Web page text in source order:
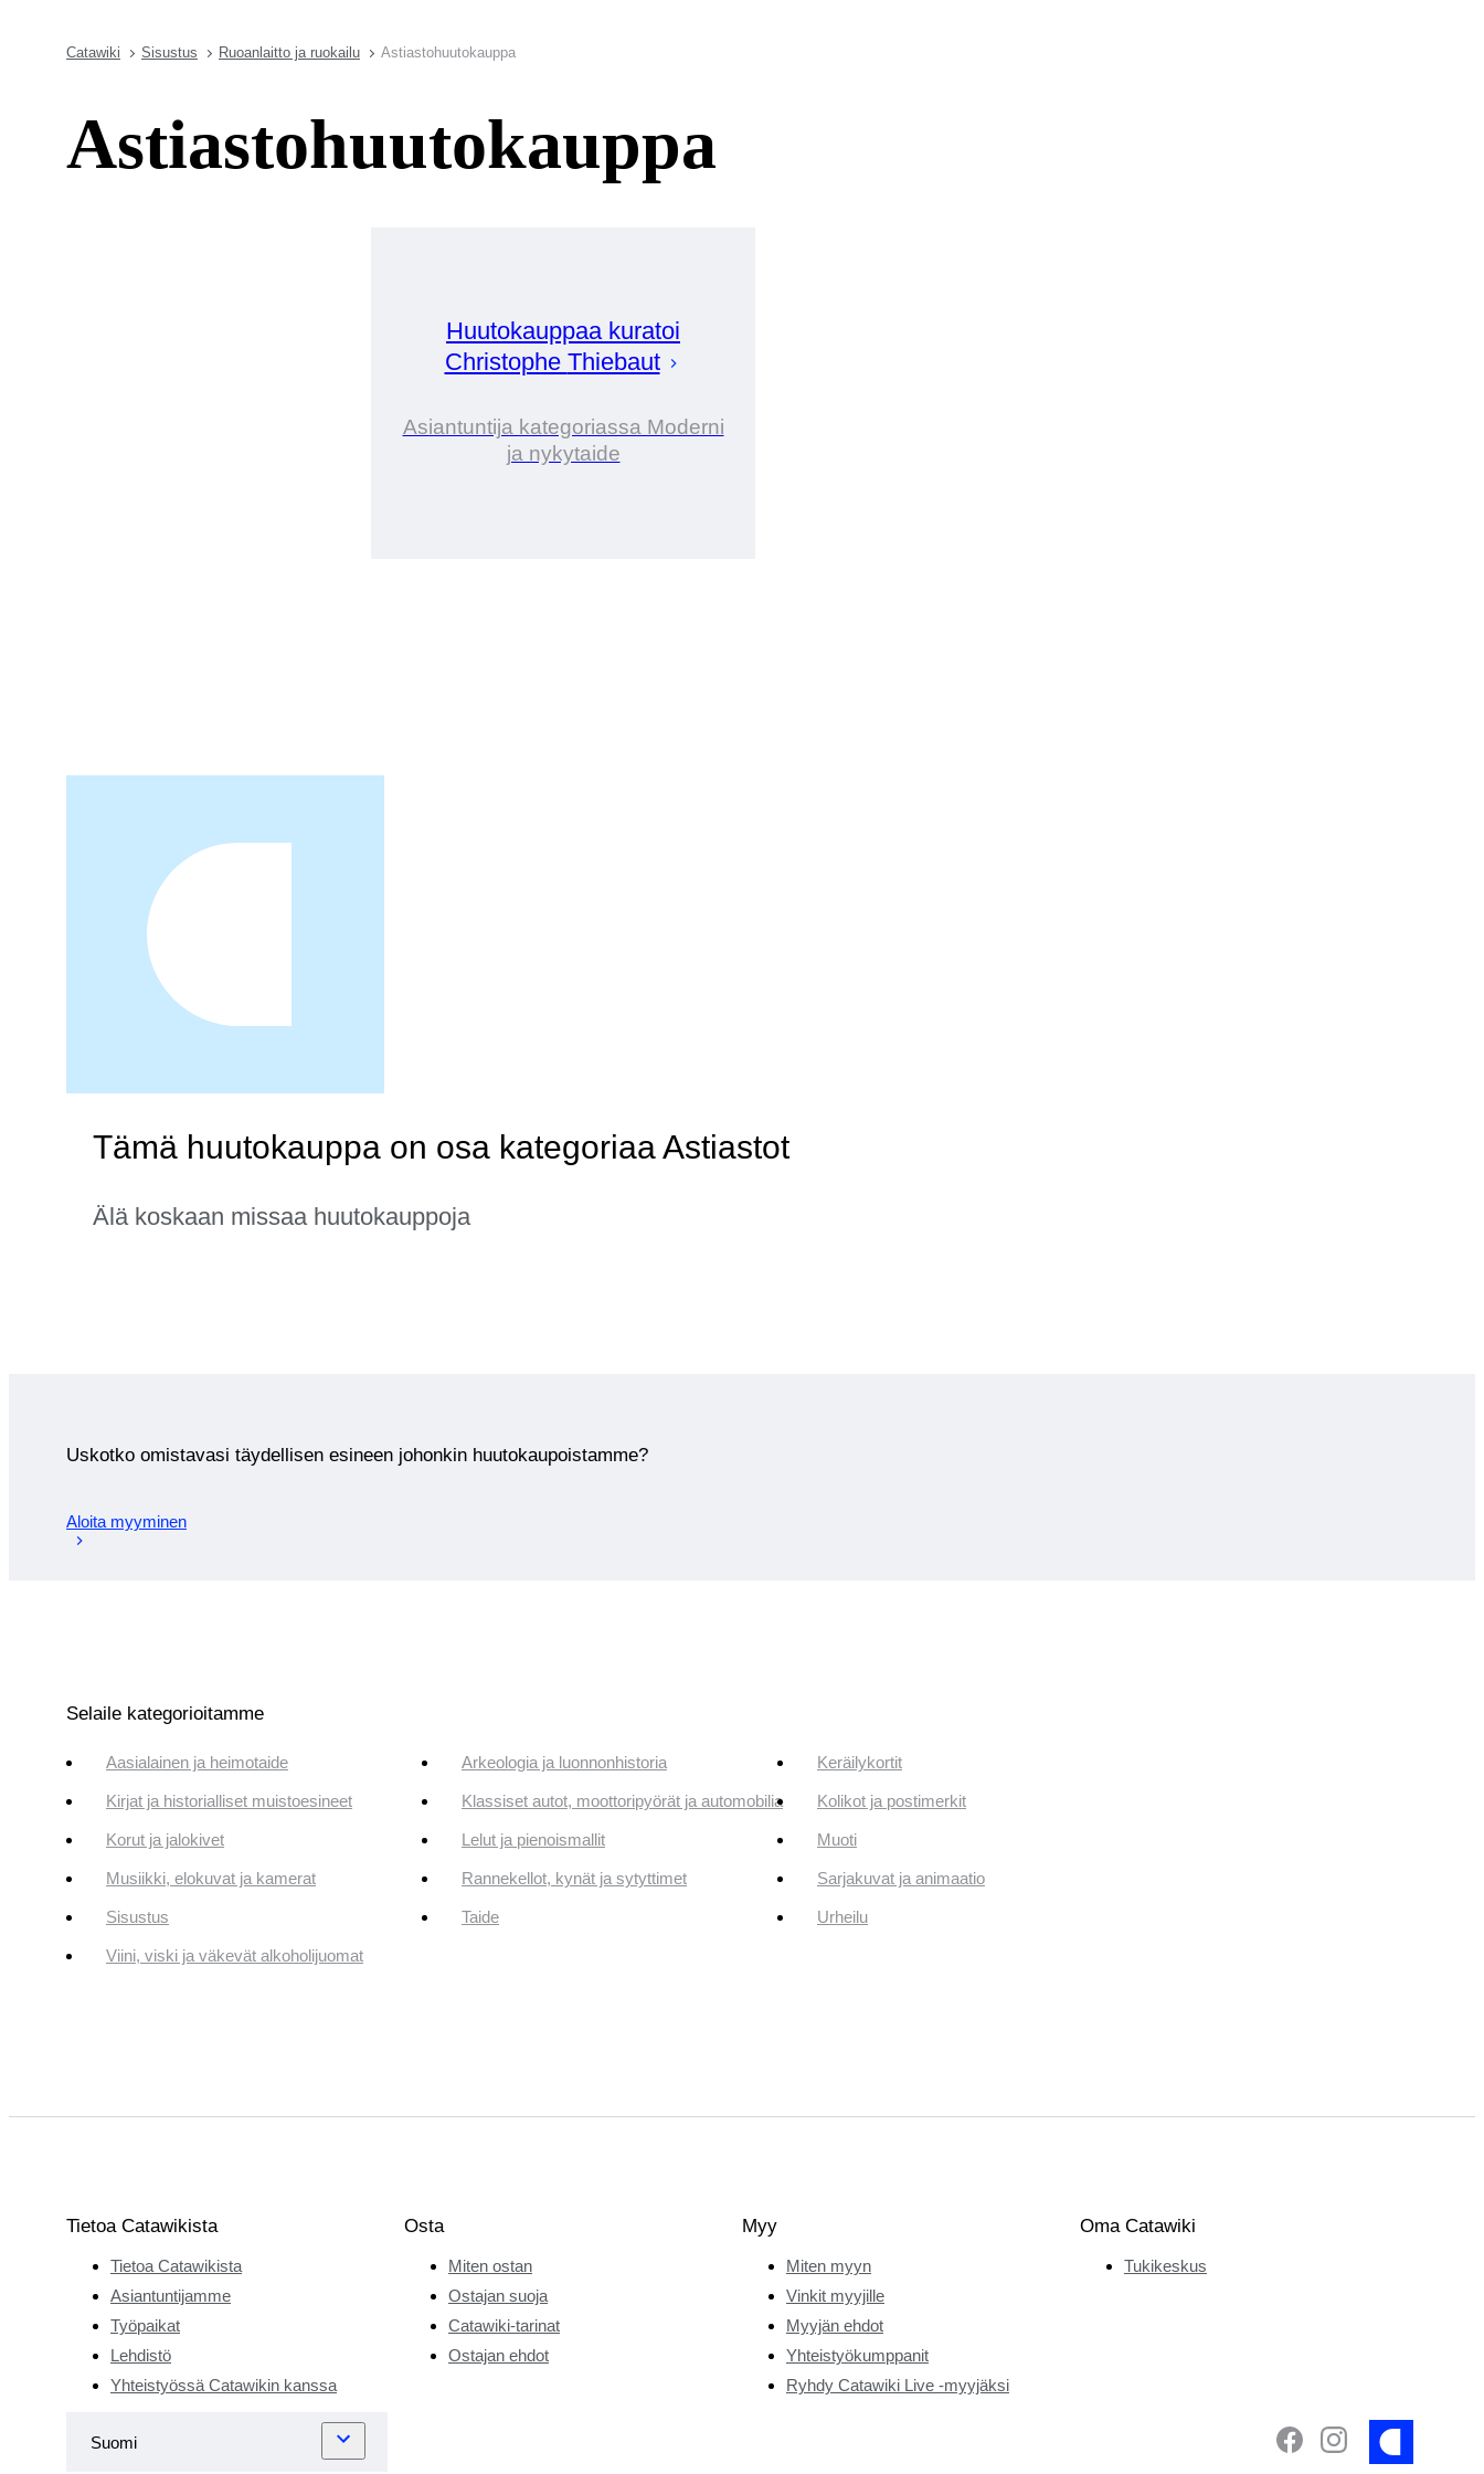
Catawiki Sisustus Ruoanlaitto ja ruokailu Astiastohuutokauppa
Astiastohuutokauppa
Huutokauppaa kuratoi
Christophe Thiebaut
Asiantuntija kategoriassa Moderni
ja nykytaide
Tämä huutokauppa on osa kategoriaa Astiastot
Älä koskaan missaa huutokauppoja
Uskotko omistavasi täydellisen esineen johonkin huutokaupoistamme?
Aloita myyminen
Selaile kategorioitamme
Aasialainen ja heimotaide Arkeologia ja luonnonhistoria Keräilykortit
Kirjat ja historialliset muistoesineet Klassiset autot, moottoripyörät ja automobilia Kolikot ja postimerkit
Korut ja jalokivet Lelut ja pienoismallit Muoti
Musiikki, elokuvat ja kamerat Rannekellot, kynät ja sytyttimet Sarjakuvat ja animaatio
Sisustus Taide Urheilu
Viini, viski ja väkevät alkoholijuomat
Tietoa Catawikista
Tietoa Catawikista
Asiantuntijamme
Työpaikat
Lehdistö
Yhteistyössä Catawikin kanssa
Osta
Miten ostan
Ostajan suoja
Catawiki-tarinat
Ostajan ehdot
Myy
Miten myyn
Vinkit myyjille
Myyjän ehdot
Yhteistyökumppanit
Ryhdy Catawiki Live -myyjäksi
Oma Catawiki
Tukikeskus